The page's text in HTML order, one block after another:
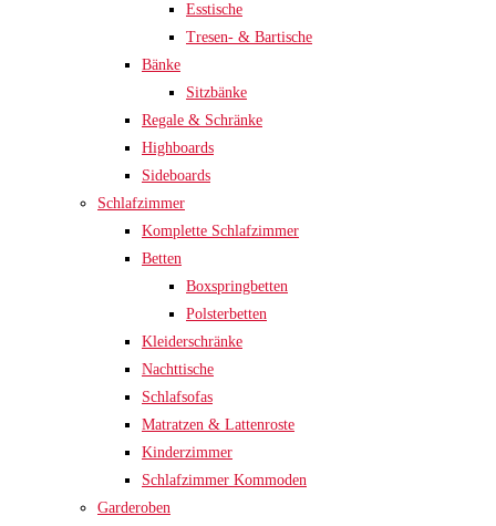
Esstische
Tresen- & Bartische
Bänke
Sitzbänke
Regale & Schränke
Highboards
Sideboards
Schlafzimmer
Komplette Schlafzimmer
Betten
Boxspringbetten
Polsterbetten
Kleiderschränke
Nachttische
Schlafsofas
Matratzen & Lattenroste
Kinderzimmer
Schlafzimmer Kommoden
Garderoben